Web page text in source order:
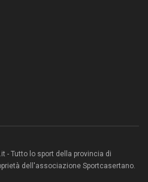
- Tutto lo sport della provincia di
dell'associazione Sportcasertano.